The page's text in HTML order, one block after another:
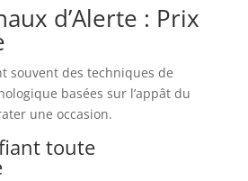
d’Alerte : Prix
souvent des techniques de
basées sur l’appât du
une occasion.
toute